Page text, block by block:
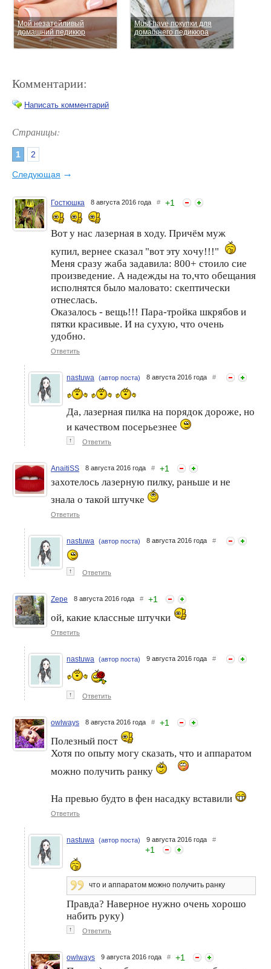
Мой незатейливый
домашний педикюр
Must-have покупки для
домашнего педикюра
Как я делаю педикюр в
Конкурс с POLARIS
«Домашний педикюр»
Средство для домашнего
вызывало восторг!
Комментарии:
Написать комментарий
Страницы:
1 2
Следующая →
Гостюшка 8 августа 2016 года # +1
Вот у нас лазерная в ходу. Причём муж
купил, вернее сказал "вот эту хочу!!!"
Меня сразу жаба задавила: 800+ стоило сие
произведение. А надежды на то,что обещания
исполнятся было маловато: скептически
отнеслась.
Оказалось - вещь!!! Пара-тройка шкрябов и
пятки красивые. И на сухую, что очень
удобно.
Ответить
nastuwa (автор поста) 8 августа 2016 года #
Да, лазерная пилка на порядок дороже, но
и качеством посерьезнее
↑ Ответить
AnaitiSS 8 августа 2016 года # +1
захотелось лазерную пилку, раньше и не
знала о такой штучке
Ответить
nastuwa (автор поста) 8 августа 2016 года #
↑ Ответить
Zepe 8 августа 2016 года # +1
ой, какие классные штучки
Ответить
nastuwa (автор поста) 9 августа 2016 года #
↑ Ответить
owlways 8 августа 2016 года # +1
Полезный пост
Хотя по опыту могу сказать, что и аппаратом
можно получить ранку
На превью будто в фен насадку вставили
Ответить
nastuwa (автор поста) 9 августа 2016 года #
+1
что и аппаратом можно получить ранку
Правда? Наверное нужно очень хорошо
набить руку)
↑ Ответить
owlways 9 августа 2016 года # +1